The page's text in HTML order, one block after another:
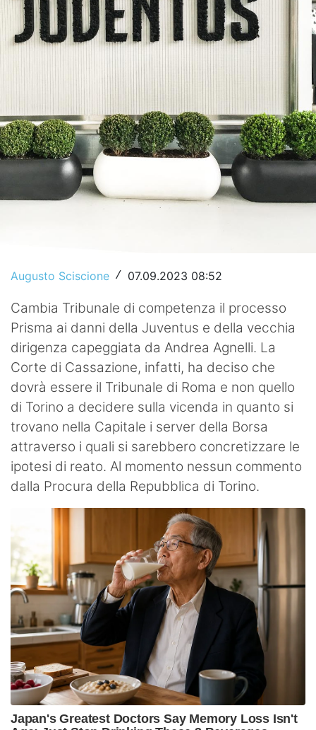
Video
Augusto Sciscione / 07.09.2023 08:52
Cambia Tribunale di competenza il processo
Prisma ai danni della Juventus e della vecchia
dirigenza capeggiata da Andrea Agnelli. La
Corte di Cassazione, infatti, ha deciso che
dovrà essere il Tribunale di Roma e non quello
di Torino a decidere sulla vicenda in quanto si
trovano nella Capitale i server della Borsa
attraverso i quali si sarebbero concretizzare le
ipotesi di reato. Al momento nessun commento
dalla Procura della Repubblica di Torino.